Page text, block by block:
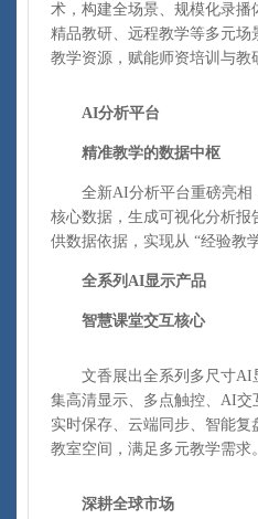
术，构建全场景、规模化录
精品教研、远程教学等多元
教学资源，赋能师资培训与
AI分析平台
精准教学的数据中枢
全新AI分析平台重磅亮相，
核心数据，生成可视化分析
供数据依据，实现从 “经验教
全系列AI显示产品
智慧课堂交互核心
文香展出全系列多尺寸AI
集高清显示、多点触控、AI
实时保存、云端同步、智能
教室空间，满足多元教学需求。
深耕全球市场